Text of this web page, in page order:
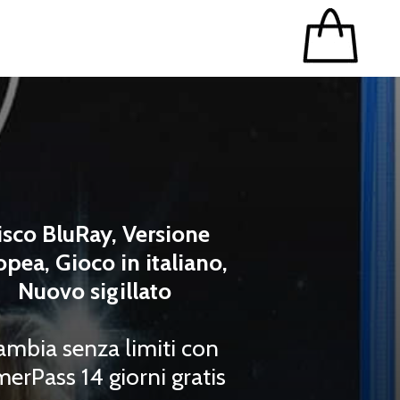
BluRay, Versione
Gioco in italiano,
Nuovo sigillato
senza limiti con
14 giorni gratis